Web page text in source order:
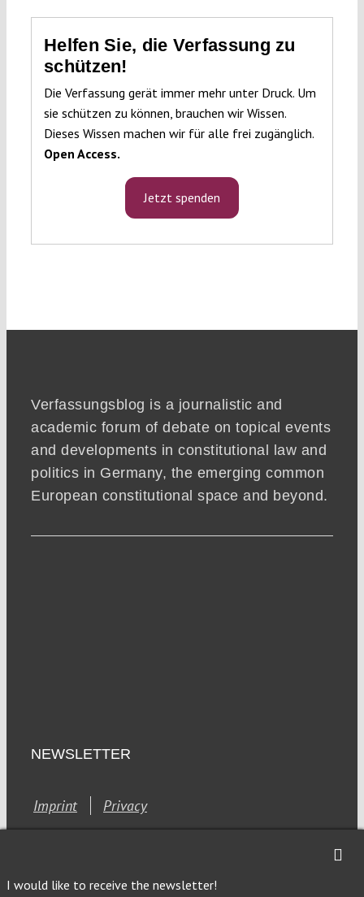
Helfen Sie, die Verfassung zu
schützen!
Die Verfassung gerät immer mehr unter Druck. Um
sie schützen zu können, brauchen wir Wissen.
Dieses Wissen machen wir für alle frei zugänglich.
Open Access.
Jetzt spenden
Verfassungsblog is a journalistic and
academic forum of debate on topical events
and developments in constitutional law and
politics in Germany, the emerging common
European constitutional space and beyond.
NEWSLETTER
Imprint Privacy
I would like to receive the newsletter!